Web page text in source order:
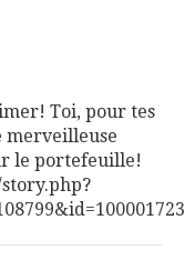
Toi, pour tes
merveilleuse
le portefeuille!